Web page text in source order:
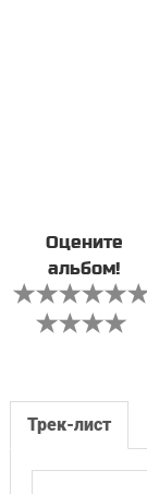
Оцените
альбом!
Трек-лист